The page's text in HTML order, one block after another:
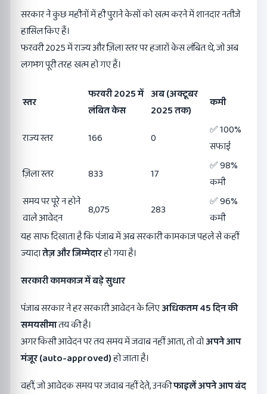
सरकार ने कुछ महीनों में ही पुराने केसों को खत्म करने में शानदार नतीजे
हासिल किए हैं।
फरवरी 2025 में राज्य और ज़िला स्तर पर हजारों केस लंबित थे, जो अब
लगभग पूरी तरह खत्म हो गए हैं।
स्तर
फरवरी2025में
लंबित केस
अब (अक्टूबर
2025तक)
कमी
राज्य स्तर 166 0
✅ 100%
सफाई
ज़िला स्तर
833 17
✅ 98%
कमी
समय पर पूरे न होने
वाले आवेदन
8,075 283
✅ 96%
कमी
यह साफ दिखाता है कि पंजाब में अब सरकारी कामकाज पहले से कहीं
ज्यादातेज़ और जिम्मेदारहो गया है।
सरकारी कामकाज में बड़े सुधार
पंजाब सरकार ने हर सरकारी आवेदन के लिएअधिकतम45दिन की
समयसीमातय की है।
अगर किसी आवेदन पर तय समय में जवाब नहीं आता, तो वोअपने आप
मंजूर (auto-approved)हो जाता है।
वहीं, जो आवेदक समय पर जवाब नहीं देते, उनकीफाइलें अपने आप बंद